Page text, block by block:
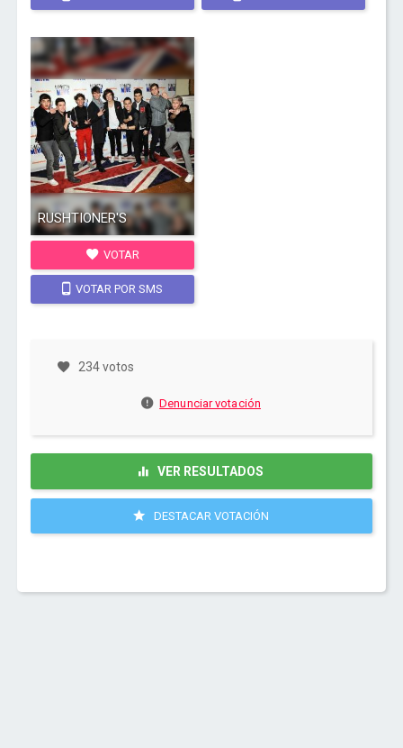
RUSHTIONER'S
VOTAR
VOTAR POR SMS
234 votos
Denunciar votación
VER RESULTADOS
DESTACAR VOTACIÓN